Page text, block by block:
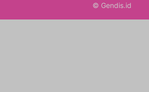
© Gendis.id